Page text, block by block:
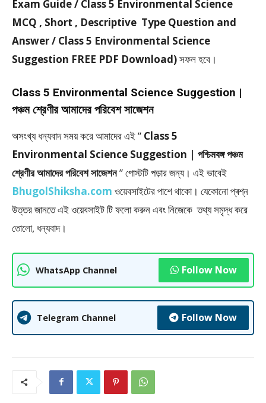
Exam Guide / Class 5 Environmental Science
MCQ , Short , Descriptive Type Question and
Answer / Class 5 Environmental Science
Suggestion FREE PDF Download)সফল হবে।
Class 5 Environmental Science Suggestion |
পঞ্চম শ্রেণীর আমাদের পরিবেশ সাজেশন
অসংখ্য ধন্যবাদ সময় করে আমাদের এই ” Class 5
Environmental Science Suggestion | পশ্চিমবঙ্গ পঞ্চম
শ্রেণীর আমাদের পরিবেশ সাজেশন” পােস্টটি পড়ার জন্য। এই ভাবেই
BhugolShiksha.com ওয়েবসাইটের পাশে থাকো। যেকোনো প্ৰশ্ন
উত্তর জানতে এই ওয়েবসাইট টি ফলাে করুন এবং নিজেকে তথ্য সমৃদ্ধ করে
তোলো, ধন্যবাদ।
WhatsApp Channel Follow Now
Telegram Channel Follow Now